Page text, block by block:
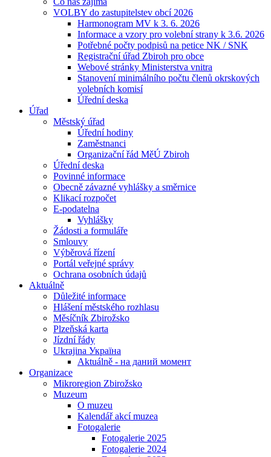
VOLBY do zastupitelstev obcí 2026
Harmonogram MV k 3. 6. 2026
Informace a vzory pro volební strany k 3.6. 2026
Potřebné počty podpisů na petice NK / SNK
Registrační úřad Zbiroh pro obce
Webové stránky Ministerstva vnitra
Stanovení minimálního počtu členů okrskových
volebních komisí
Úřední deska
Úřad
Městský úřad
Úřední hodiny
Zaměstnanci
Organizační řád MěÚ Zbiroh
Úřední deska
Povinné informace
Obecně závazné vyhlášky a směrnice
Klikací rozpočet
E-podatelna
Vyhlášky
Žádosti a formuláře
Smlouvy
Výběrová řízení
Portál veřejné správy
Ochrana osobních údajů
Aktuálně
Důležité informace
Hlášení městského rozhlasu
Měsíčník Zbirožsko
Plzeňská karta
Jízdní řády
Ukrajina Україна
Aktuálně - на даний момент
Organizace
Mikroregion Zbirožsko
Muzeum
O muzeu
Kalendář akcí muzea
Fotogalerie
Fotogalerie 2025
Fotogalerie 2024